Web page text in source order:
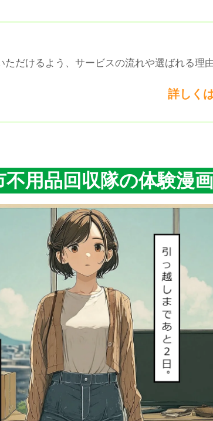
だけるよう、サービスの流れや選ばれる理
詳しく
不用品回収隊の体験漫画